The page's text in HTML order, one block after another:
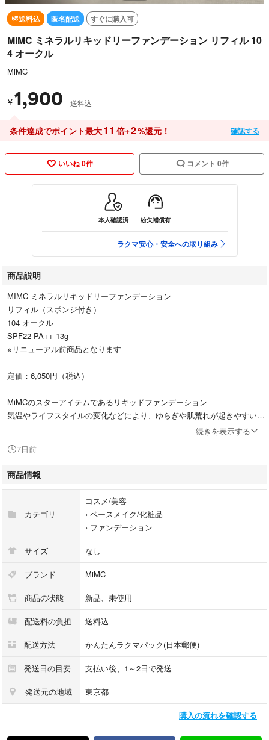
送料込 匿名配送 すぐに購入可
MIMC ミネラルリキッドリーファンデーション リフィル 10
4 オークル
MiMC
¥1,900 送料込
条件達成でポイント最大11 倍+2%還元！ 確認する
いいね 0件 コメント 0件
本人確認済 紛失補償有
ラクマ安心・安全への取り組み
商品説明
MIMC ミネラルリキッドリーファンデーション
リフィル（スポンジ付き）
104 オークル
SPF22 PA++ 13g
※リニューアル前商品となります
定価：6,050円（税込）
MiMCのスターアイテムであるリキッドファンデーション
気温やライフスタイルの変化などにより、ゆらぎや肌荒れが起きやすい肌
のために厳選した植物由来成分を配合し、透明感のあるみずみずしい仕上
ゆうパケットポストminiでの発送となります
本体/詰め替え：詰め替え
ベースメイク特徴：肌の透明感、薄づき UVカット
仕上がり：ツヤ肌
特徴：石けんで落とせる
PA：PA++
続きを表示する
7日前
商品情報
カテゴリ
コスメ/美容
› ベースメイク/化粧品
› ファンデーション
サイズ なし
ブランド MiMC
商品の状態 新品、未使用
配送料の負担 送料込
配送方法 かんたんラクマパック(日本郵便)
発送日の目安 支払い後、1～2日で発送
発送元の地域 東京都
購入の流れを確認する